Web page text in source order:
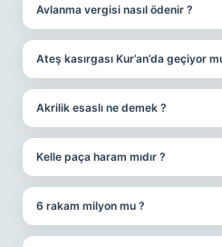
Avlanma vergisi nasıl ödenir ?
Ateş kasırgası Kur’an’da geçiyor
Akrilik esaslı ne demek ?
Kelle paça haram mıdır ?
6 rakam milyon mu ?